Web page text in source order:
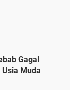
Gagal
Muda